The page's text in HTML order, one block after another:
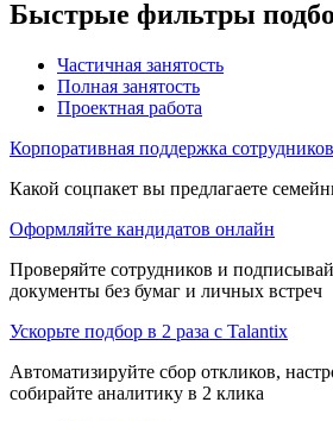
Быстрые фильтры
Частичная занятость
Полная занятость
Проектная работа
Корпоративная поддержка сотрудников
Какой соцпакет вы предлагаете
Оформляйте кандидатов онлайн
Проверяйте сотрудников и
документы без бумаг и личных встреч
Ускорьте подбор в 2 раза с Talantix
Автоматизируйте сбор откликов,
собирайте аналитику в 2 клика